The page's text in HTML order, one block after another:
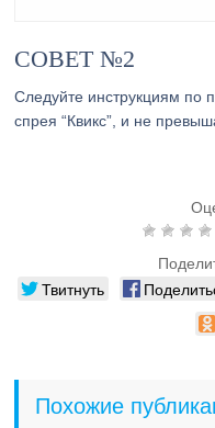
СОВЕТ №2
Следуйте инструкциям по
спрея “Квикс”, и не
Твитнуть
Похожие